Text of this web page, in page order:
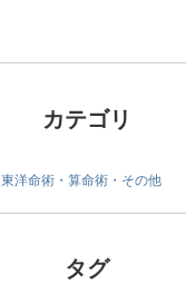
カテゴリ
東洋命術・算命術・その他
タグ